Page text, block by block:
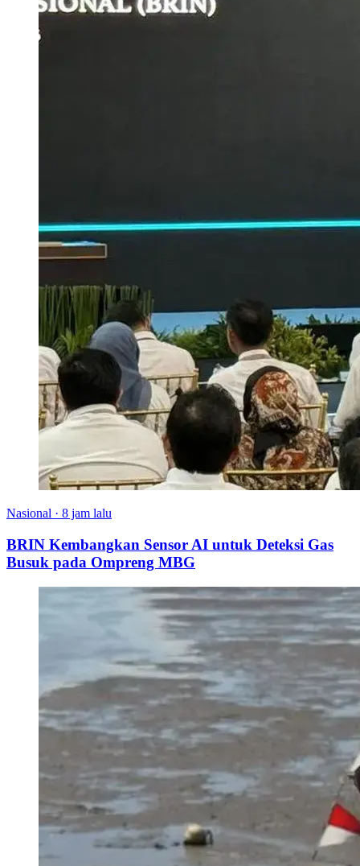
Nasional · 8 jam lalu
BRIN Kembangkan Sensor AI untuk Deteksi Gas
Busuk pada Ompreng MBG